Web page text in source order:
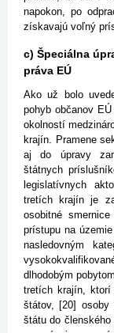
napokon, po
získavajú voľný
c) Špeciálna
práva EÚ
Ako už bolo
pohyb občanov
okolností
krajín. Pramene
aj do úpravy
štátnych
legislatívnych
tretích krajín je
osobitné
prístupu na
nasledovným
dlhodobým
tretích krajín, ktorí
štátov, [20] osoby
štátu do členského